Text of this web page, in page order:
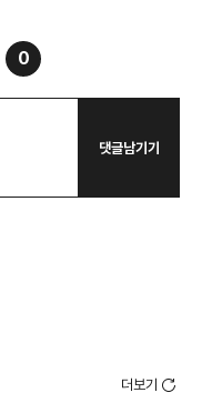
0
댓글남기기
더보기